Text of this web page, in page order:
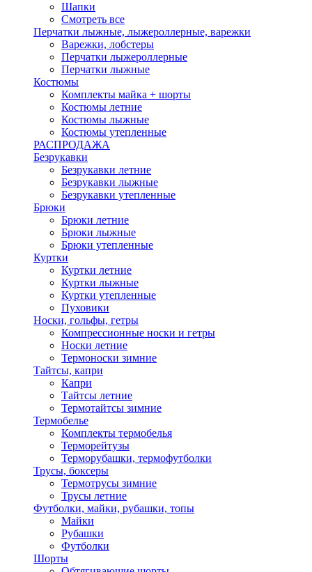
Шапки
Смотреть все
Перчатки лыжные, лыжероллерные, варежки
Варежки, лобстеры
Перчатки лыжероллерные
Перчатки лыжные
Костюмы
Комплекты майка + шорты
Костюмы летние
Костюмы лыжные
Костюмы утепленные
РАСПРОДАЖА
Безрукавки
Безрукавки летние
Безрукавки лыжные
Безрукавки утепленные
Брюки
Брюки летние
Брюки лыжные
Брюки утепленные
Куртки
Куртки летние
Куртки лыжные
Куртки утепленные
Пуховики
Носки, гольфы, гетры
Компрессионные носки и гетры
Носки летние
Термоноски зимние
Тайтсы, капри
Капри
Тайтсы летние
Термотайтсы зимние
Термобелье
Комплекты термобелья
Терморейтузы
Терморубашки, термофутболки
Трусы, боксеры
Термотрусы зимние
Трусы летние
Футболки, майки, рубашки, топы
Майки
Рубашки
Футболки
Шорты